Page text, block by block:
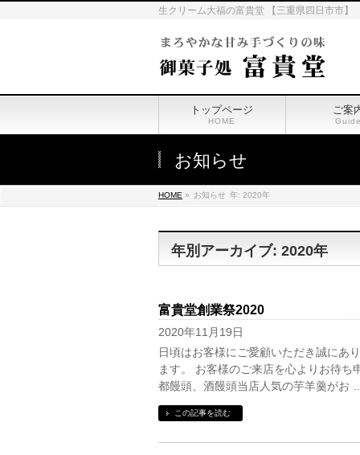
生クリーム大福の富貴堂 【三重県四日市市】
トップページ
HOME
ご案
Guide
お知らせ
HOME » お知らせ 年: 2020年
年別アーカイブ: 2020年
富貴堂創業祭2020
2020年11月19日
日頃はお客様にご愛顧いただき誠にあ
ます。 お客様のご来店を心よりお待
都饅頭、酒饅頭当店人気の芋羊羹がお …
この記事を読む